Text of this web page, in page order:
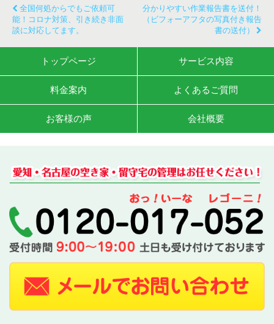
全国何処からでもご依頼可
能！コロナ対策、引き続き非面
談に対応してます。
分かりやすい作業報告書を送付！
（ビフォーアフタの写真付き報告
書の送付）
トップページ サービス内容
料金案内 よくあるご質問
お客様の声 会社概要